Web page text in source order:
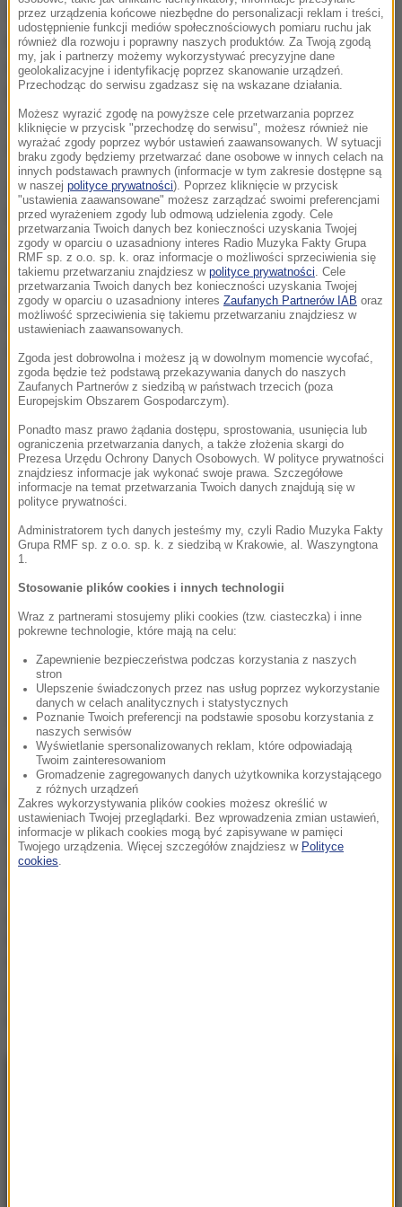
znaleźli w mieszkaniach zatrzymanych, była już
przygotowana do sprzedaży. Zabezpieczono wagi i
inne akcesoria służące do porcjowania narkotyków.
Policjanci przejęli prawie kilogram marihuany, ponad
2 kilogramy mefedronu i blisko 150 gramów
amfetaminy.
31-latek i 36 -latek zostali zatrzymani. W
Prokuraturze Rejonowej w Legionowie mężczyźni
usłyszeli zarzuty posiadania, przygotowania oraz
wprowadzenia do obrotu substancji zabronionych.
Grozi im do 12 lat więzienia. Sąd zastosował wobec
obu podejrzanych trzymiesięczny tymczasowy
areszt.
Dalsza część artykułu pod materiałem video:
Źródło: RMF24
Tagi:narkotykiprzestępczość
NAJWAŻNIEJSZE FAKTY
Wielki i wydrukowany w 3D.
przez urządzenia końcowe niezbędne do personalizacji reklam i treści,
udostępnienie funkcji mediów społecznościowych pomiaru ruchu jak
również dla rozwoju i poprawny naszych produktów. Za Twoją zgodą
my, jak i partnerzy możemy wykorzystywać precyzyjne dane
geolokalizacyjne i identyfikację poprzez skanowanie urządzeń.
Przechodząc do serwisu zgadzasz się na wskazane działania.
Możesz wyrazić zgodę na powyższe cele przetwarzania poprzez
kliknięcie w przycisk "przechodzę do serwisu", możesz również nie
wyrażać zgody poprzez wybór ustawień zaawansowanych. W sytuacji
braku zgody będziemy przetwarzać dane osobowe w innych celach na
innych podstawach prawnych (informacje w tym zakresie dostępne są
w naszej polityce prywatności). Poprzez kliknięcie w przycisk
"ustawienia zaawansowane" możesz zarządzać swoimi preferencjami
przed wyrażeniem zgody lub odmową udzielenia zgody. Cele
przetwarzania Twoich danych bez konieczności uzyskania Twojej
zgody w oparciu o uzasadniony interes Radio Muzyka Fakty Grupa
RMF sp. z o.o. sp. k. oraz informacje o możliwości sprzeciwienia się
takiemu przetwarzaniu znajdziesz w polityce prywatności . Cele
przetwarzania Twoich danych bez konieczności uzyskania Twojej
zgody w oparciu o uzasadniony interes Zaufanych Partnerów IAB oraz
możliwość sprzeciwienia się takiemu przetwarzaniu znajdziesz w
ustawieniach zaawansowanych.
Zgoda jest dobrowolna i możesz ją w dowolnym momencie wycofać,
zgoda będzie też podstawą przekazywania danych do naszych
Zaufanych Partnerów z siedzibą w państwach trzecich (poza
Europejskim Obszarem Gospodarczym).
Ponadto masz prawo żądania dostępu, sprostowania, usunięcia lub
ograniczenia przetwarzania danych, a także złożenia skargi do
Prezesa Urzędu Ochrony Danych Osobowych. W polityce prywatności
znajdziesz informacje jak wykonać swoje prawa. Szczegółowe
informacje na temat przetwarzania Twoich danych znajdują się w
polityce prywatności.
Administratorem tych danych jesteśmy my, czyli Radio Muzyka Fakty
Grupa RMF sp. z o.o. sp. k. z siedzibą w Krakowie, al. Waszyngtona
1.
Stosowanie plików cookies i innych technologii
Wraz z partnerami stosujemy pliki cookies (tzw. ciasteczka) i inne
pokrewne technologie, które mają na celu:
Zapewnienie bezpieczeństwa podczas korzystania z naszych
stron
Ulepszenie świadczonych przez nas usług poprzez wykorzystanie
danych w celach analitycznych i statystycznych
Poznanie Twoich preferencji na podstawie sposobu korzystania z
naszych serwisów
Wyświetlanie spersonalizowanych reklam, które odpowiadają
Twoim zainteresowaniom
Gromadzenie zagregowanych danych użytkownika korzystającego
z różnych urządzeń
Zakres wykorzystywania plików cookies możesz określić w
ustawieniach Twojej przeglądarki. Bez wprowadzenia zmian ustawień,
informacje w plikach cookies mogą być zapisywane w pamięci
Twojego urządzenia. Więcej szczegółów znajdziesz w Polityce
cookies